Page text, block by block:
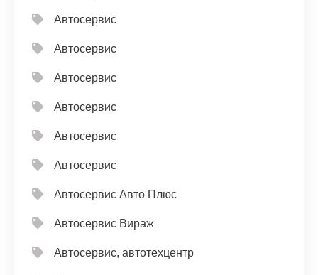
Автосервис
Автосервис
Автосервис
Автосервис
Автосервис
Автосервис
Автосервис Авто Плюс
Автосервис Вираж
Автосервис, автотехцентр